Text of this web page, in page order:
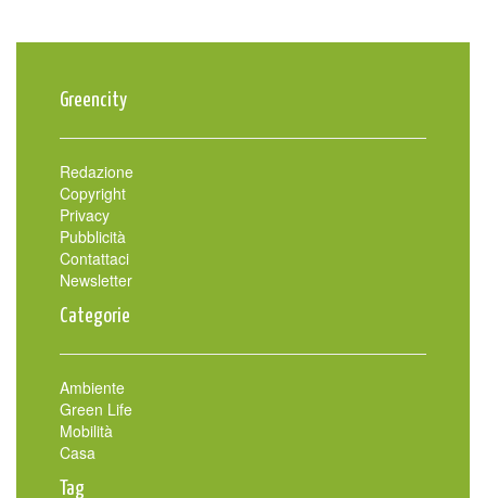
Greencity
Redazione
Copyright
Privacy
Pubblicità
Contattaci
Newsletter
Categorie
Ambiente
Green Life
Mobilità
Casa
Tag